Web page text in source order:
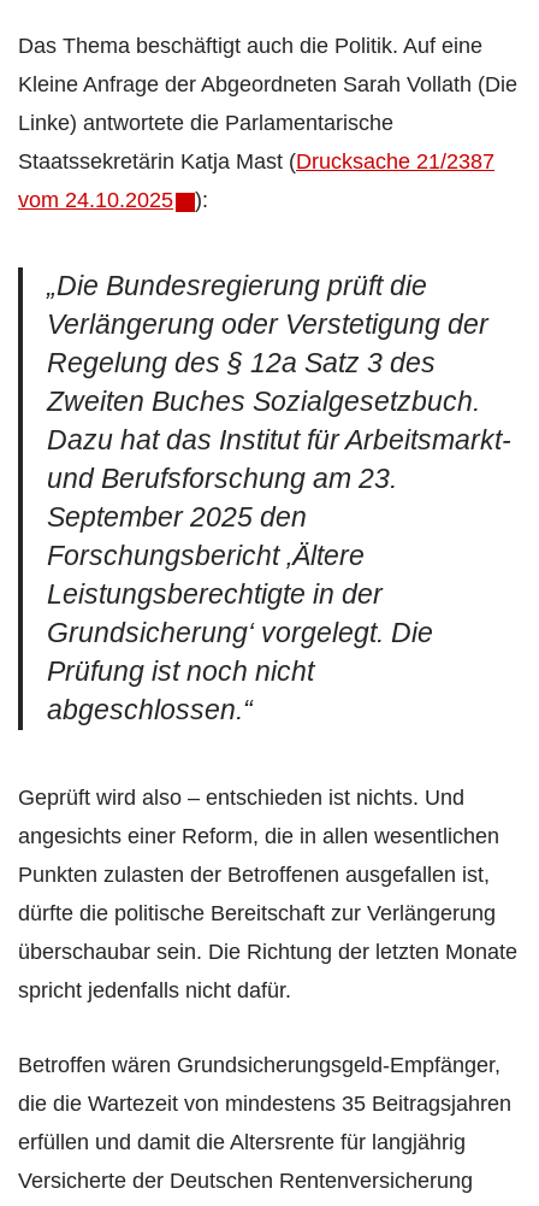
Das Thema beschäftigt auch die Politik. Auf eine
Kleine Anfrage der Abgeordneten Sarah Vollath (Die
Linke) antwortete die Parlamentarische
Staatssekretärin Katja Mast (Drucksache 21/2387
vom 24.10.2025
):
„Die Bundesregierung prüft die
Verlängerung oder Verstetigung der
Regelung des § 12a Satz 3 des
Zweiten Buches Sozialgesetzbuch.
Dazu hat das Institut für Arbeitsmarkt-
und Berufsforschung am 23.
September 2025 den
Forschungsbericht ‚Ältere
Leistungsberechtigte in der
Grundsicherung‘ vorgelegt. Die
Prüfung ist noch nicht
abgeschlossen.“
Geprüft wird also – entschieden ist nichts. Und
angesichts einer Reform, die in allen wesentlichen
Punkten zulasten der Betroffenen ausgefallen ist,
dürfte die politische Bereitschaft zur Verlängerung
überschaubar sein. Die Richtung der letzten Monate
spricht jedenfalls nicht dafür.
Betroffen wären Grundsicherungsgeld-Empfänger,
die die Wartezeit von mindestens 35 Beitragsjahren
erfüllen und damit die Altersrente für langjährig
Versicherte der Deutschen Rentenversicherung